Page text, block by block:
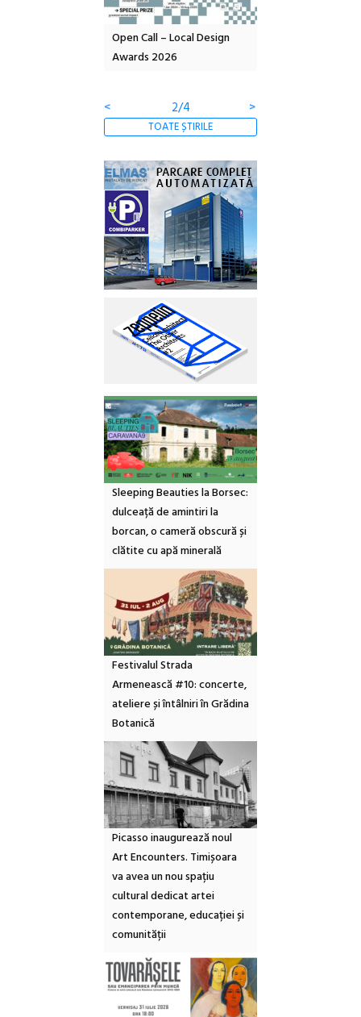
Open Call – Local Design
Awards 2026
<
2/4 >
TOATE ȘTIRILE
Sleeping Beauties la Borsec:
dulceață de amintiri la
borcan, o cameră obscură și
clătite cu apă minerală
Festivalul Strada
Armenească #10: concerte,
ateliere și întâlniri în Grădina
Botanică
Picasso inaugurează noul
Art Encounters. Timișoara
va avea un nou spațiu
cultural dedicat artei
contemporane, educației și
comunității